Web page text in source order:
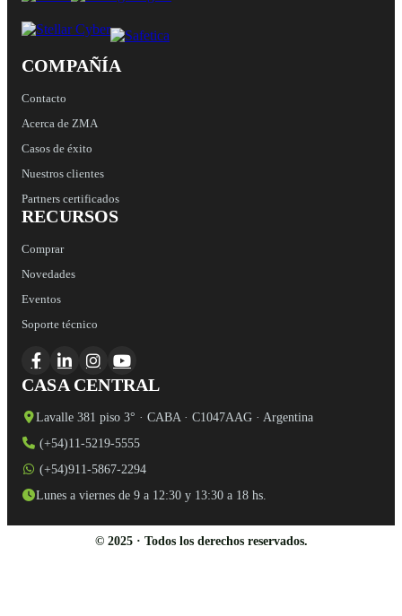
COMPAÑÍA
Contacto
Acerca de ZMA
Casos de éxito
Nuestros clientes
Partners certificados
RECURSOS
Comprar
Novedades
Eventos
Soporte técnico
CASA CENTRAL
Lavalle 381 piso 3° · CABA · C1047AAG · Argentina
(+54)11-5219-5555
(+54)911-5867-2294
Lunes a viernes de 9 a 12:30 y 13:30 a 18 hs.
© 2025 · Todos los derechos reservados.